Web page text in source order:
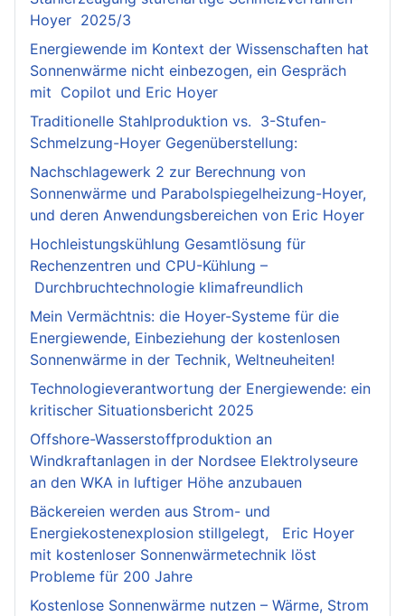
Hoyer 2025/3
Energiewende im Kontext der Wissenschaften hat
Sonnenwärme nicht einbezogen, ein Gespräch
mit Copilot und Eric Hoyer
Traditionelle Stahlproduktion vs. 3-Stufen-
Schmelzung-Hoyer Gegenüberstellung:
Nachschlagewerk 2 zur Berechnung von
Sonnenwärme und Parabolspiegelheizung-Hoyer,
und deren Anwendungsbereichen von Eric Hoyer
Hochleistungskühlung Gesamtlösung für
Rechenzentren und CPU-Kühlung –
Durchbruchtechnologie klimafreundlich
Mein Vermächtnis: die Hoyer-Systeme für die
Energiewende, Einbeziehung der kostenlosen
Sonnenwärme in der Technik, Weltneuheiten!
Technologieverantwortung der Energiewende: ein
kritischer Situationsbericht 2025
Offshore-Wasserstoffproduktion an
Windkraftanlagen in der Nordsee Elektrolyseure
an den WKA in luftiger Höhe anzubauen
Bäckereien werden aus Strom- und
Energiekostenexplosion stillgelegt, Eric Hoyer
mit kostenloser Sonnenwärmetechnik löst
Probleme für 200 Jahre
Kostenlose Sonnenwärme nutzen – Wärme, Strom